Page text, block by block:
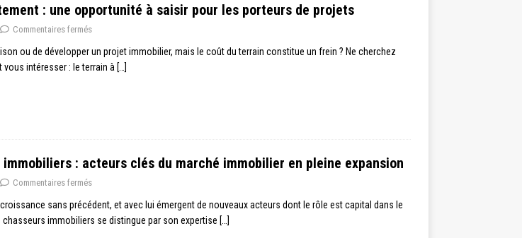
: une opportunité à saisir pour les porteurs de projets
Commentaires fermés
ou de développer un projet immobilier, mais le coût du terrain constitue un frein ? Ne cherchez
intéresser : le terrain à […]
: acteurs clés du marché immobilier en pleine expansion
Commentaires fermés
sans précédent, et avec lui émergent de nouveaux acteurs dont le rôle est capital dans le
chasseurs immobiliers se distingue par son expertise […]